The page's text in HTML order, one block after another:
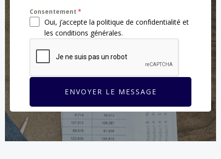
Consentement *
Oui, j’accepte la politique de confidentialité et
les conditions générales.
ENVOYER LE MESSAGE